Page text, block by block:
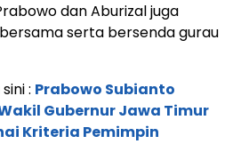
dan Aburizal juga
serta bersenda gurau
: Prabowo Subianto
Gubernur Jawa Timur
Kriteria Pemimpin